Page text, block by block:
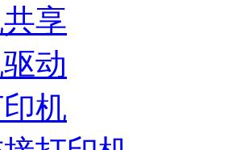
享
动
机